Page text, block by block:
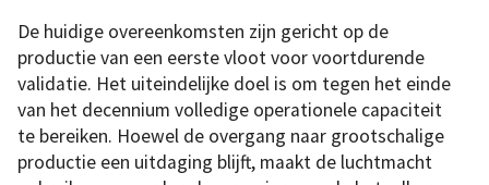
De huidige overeenkomsten zijn gericht op de
productie van een eerste vloot voor voortdurende
validatie. Het uiteindelijke doel is om tegen het einde
van het decennium volledige operationele capaciteit
te bereiken. Hoewel de overgang naar grootschalige
productie een uitdaging blijft, maakt de luchtmacht